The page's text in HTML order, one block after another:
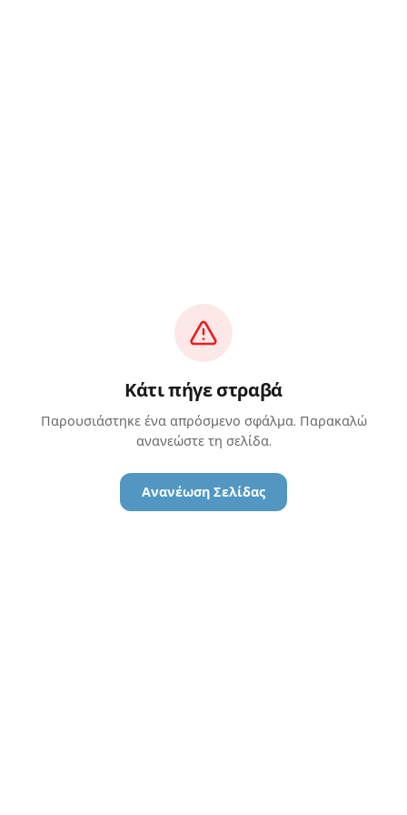
Κάτι πήγε στραβά
Παρουσιάστηκε ένα απρόσμενο σφάλμα. Παρακαλώ
ανανεώστε τη σελίδα.
Ανανέωση Σελίδας